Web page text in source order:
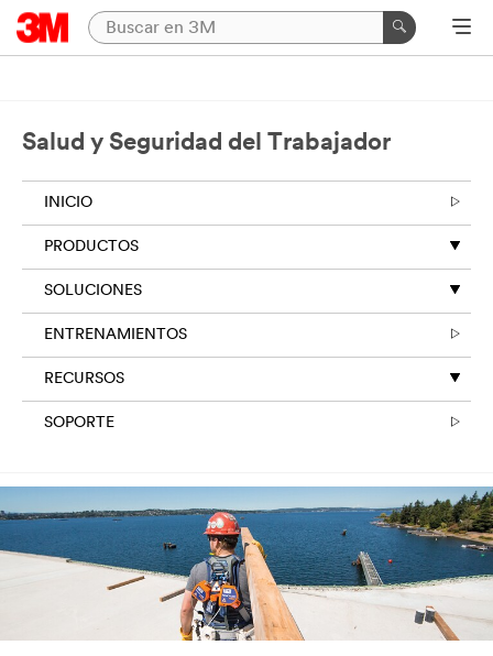
Salud y Seguridad del Trabajador
INICIO
PRODUCTOS
SOLUCIONES
ENTRENAMIENTOS
RECURSOS
SOPORTE